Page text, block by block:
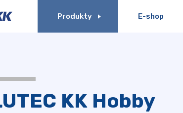
Produkty E-shop
KK Hobby